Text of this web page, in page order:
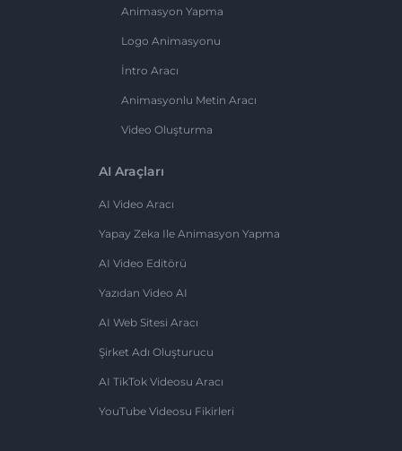
Animasyon Yapma
Logo Animasyonu
İntro Aracı
Animasyonlu Metin Aracı
Video Oluşturma
AI Araçları
AI Video Aracı
Yapay Zeka Ile Animasyon Yapma
AI Video Editörü
Yazıdan Video AI
AI Web Sitesi Aracı
Şirket Adı Oluşturucu
AI TikTok Videosu Aracı
YouTube Videosu Fikirleri